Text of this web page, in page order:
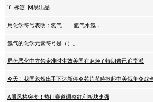
lf_标签_网易出品
用化学符号表明：氮气____氩气水氖．
氩气的化学元素符号是（）。
局势恶化中方禁令准时生效美国有麻烦了特朗普已追责派
今天！我国忽然出手下达新停令芯片范畴掀起中美俄争夺战
A股风格突变！热门赛道调整红利板块走强